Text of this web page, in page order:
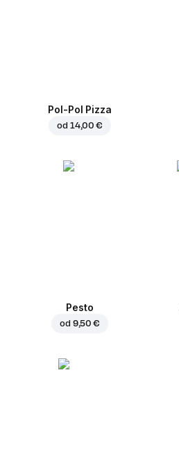
Pol-Pol Pizza
od 14,00 €
Pesto
od 9,50 €